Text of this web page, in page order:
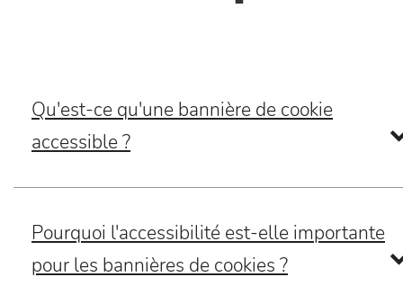
Qu'est-ce qu'une bannière de cookie
accessible ?
Pourquoi l'accessibilité est-elle importante
pour les bannières de cookies ?